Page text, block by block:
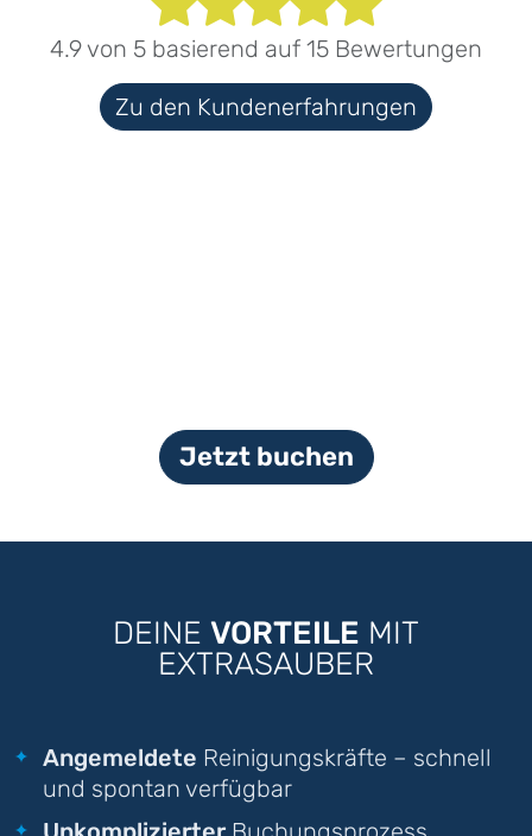
4.9 von 5 basierend auf 15 Bewertungen
Zu den Kundenerfahrungen
Jetzt buchen
DEINE VORTEILE MIT
EXTRASAUBER
Angemeldete Reinigungskräfte – schnell
und spontan verfügbar